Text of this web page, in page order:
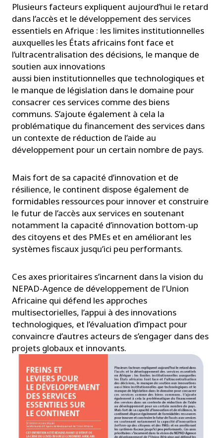
Plusieurs facteurs expliquent aujourd’hui le retard
dans l’accès et le développement des services
essentiels en Afrique : les limites institutionnelles
auxquelles les États africains font face et
l’ultracentralisation des décisions, le manque de
soutien aux innovations
aussi bien institutionnelles que technologiques et
le manque de législation dans le domaine pour
consacrer ces services comme des biens
communs. S’ajoute également à cela la
problématique du financement des services dans
un contexte de réduction de l’aide au
développement pour un certain nombre de pays.
Mais fort de sa capacité d’innovation et de
résilience, le continent dispose également de
formidables ressources pour innover et construire
le futur de l’accès aux services en soutenant
notamment la capacité d’innovation bottom-up
des citoyens et des PMEs et en améliorant les
systèmes fiscaux jusqu’ici peu performants.
Ces axes prioritaires s’incarnent dans la vision du
NEPAD-Agence de développement de l’Union
Africaine qui défend les approches
multisectorielles, l’appui à des innovations
technologiques, et l’évaluation d’impact pour
convaincre d’autres acteurs de s’engager dans des
projets globaux et innovants.